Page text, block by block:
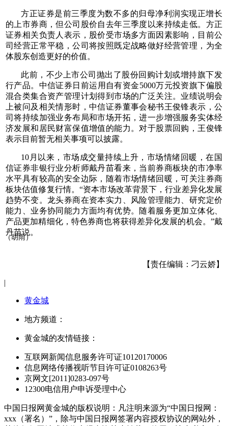
方正证券是前三季度为数不多的归母净利润实现正增长
的上市券商，但公司股价自去年三季度以来持续走低。方正
证券相关负责人表示，股价受市场多方面因素影响，目前公
司经营正常平稳，公司将按照既定战略做好经营管理，为全
体股东创造更好的价值。
此前，不少上市公司抛出了股份回购计划或增持旗下发
行产品。中信证券日前运用自有资金5000万元投资旗下偏股
混合类集合资产管理计划得到市场的广泛关注。业绩说明会
上被问及相关情形时，中信证券董事会秘书王俊锋表示，公
司将持续加强业务布局和市场开拓，进一步增强服务实体经
济发展和居民财富保值增值的能力。对于股票回购，王俊锋
表示目前暂无相关事项可以披露。
10月以来，市场成交量持续上升，市场情绪回暖，在国
信证券非银行业分析师戴丹苗看来，当前券商板块的市净率
水平具有较高的安全边际，随着市场情绪回暖，可关注券商
板块估值修复行情。“资本市场改革背景下，行业差异化发展
趋势不变。龙头券商在资本实力、风险管理能力、研究定价
能力、业务协同能力方面均有优势。随着服务更加立体化、
产品更加精细化，特色券商也将获得差异化发展的机会。”戴
丹苗说。
（胡雨）
【责任编辑：刁云娇】
|
黄金城
地方频道：
黄金城的友情链接：
互联网新闻信息服务许可证10120170006
信息网络传播视听节目许可证0108263号
京网文[2011]0283-097号
12300电信用户申诉受理中心
中国日报网黄金城的版权说明：凡注明来源为“中国日报网：
xxx（署名）”，除与中国日报网签署内容授权协议的网站外，